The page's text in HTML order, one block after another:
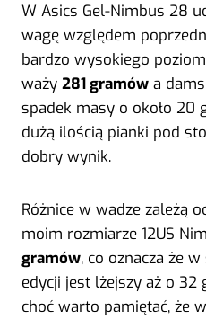
W Asics Gel-Nimbus 28
wagę względem
bardzo wysokiego
waży 281 gramów a
spadek masy o około 20
dużą ilością pianki pod
dobry wynik.
Różnice w wadze zależą
moim rozmiarze 12US
gramów, co oznacza że
edycji jest lżejszy aż o 32
choć warto pamiętać, że